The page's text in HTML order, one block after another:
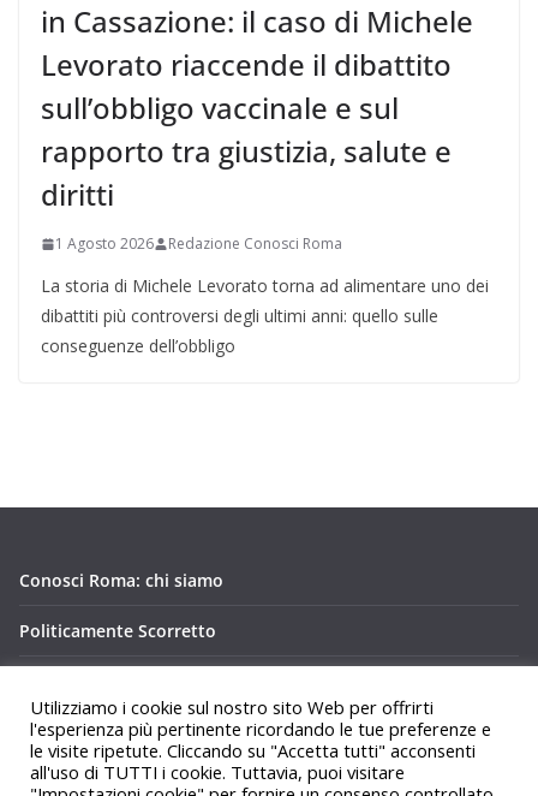
in Cassazione: il caso di Michele
Levorato riaccende il dibattito
sull’obbligo vaccinale e sul
rapporto tra giustizia, salute e
diritti
1 Agosto 2026 Redazione Conosci Roma
La storia di Michele Levorato torna ad alimentare uno dei
dibattiti più controversi degli ultimi anni: quello sulle
conseguenze dell’obbligo
Conosci Roma: chi siamo
Politicamente Scorretto
Utilizziamo i cookie sul nostro sito Web per offrirti
l'esperienza più pertinente ricordando le tue preferenze e
le visite ripetute. Cliccando su "Accetta tutti" acconsenti
all'uso di TUTTI i cookie. Tuttavia, puoi visitare